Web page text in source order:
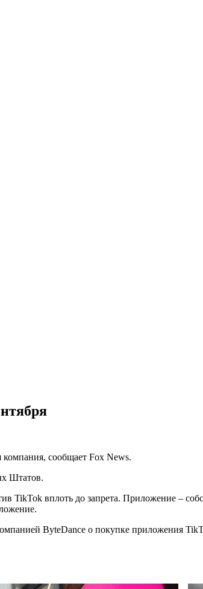
компания, сообщает Fox News.
Штатов.
TikTok вплоть до запрета. Приложение –
ByteDance о покупке приложения